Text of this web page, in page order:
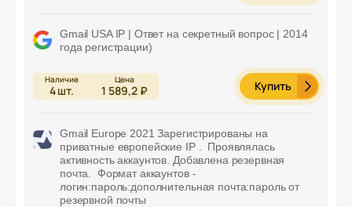
Gmail USA IP | Ответ на секретный вопрос | 2014
года регистрации)
4шт. 1 589,2 ₽ Купить
Gmail Europe 2021 Зарегистрированы на
приватные европейские IP . Проявлялась
активность аккаунтов. Добавлена резервная
почта. Формат аккаунтов -
логин:пароль:дополнительная почта:пароль от
резервной почты